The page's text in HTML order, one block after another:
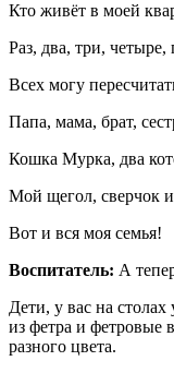
Кто живёт в моей
Раз, два, три, четыре,
Всех могу
Папа, мама, брат,
Кошка Мурка, два
Мой щегол, сверчок
Вот и вся моя семья!
Воспитатель: А
Дети, у вас на
из фетра и фетровые
разного цвета.